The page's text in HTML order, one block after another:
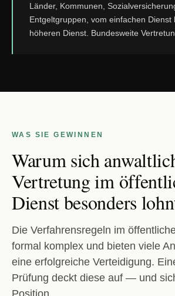
Länder, Kommunen,
Entgeltgruppen, vom einfachen Dienst
höheren Dienst. Bundesweite
WAS SIE GEWINNEN
Warum sich
Vertretung im
Dienst besonders
Die Verfahrensregeln im
formal komplex und bieten viele
eine erfolgreiche Verteidigung.
Prüfung deckt diese auf — und
Position.